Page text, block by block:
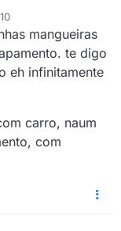
mangueiras
te digo
eh infinitamente
carro, naum
com